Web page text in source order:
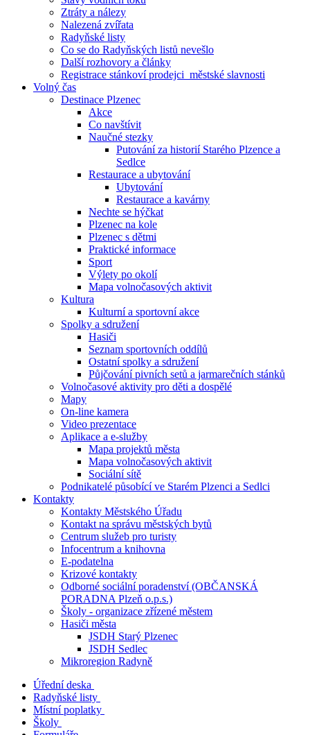
Ztráty a nálezy
Nalezená zvířata
Radyňské listy
Co se do Radyňských listů nevešlo
Další rozhovory a články
Registrace stánkoví prodejci_městské slavnosti
Volný čas
Destinace Plzenec
Akce
Co navštívit
Naučné stezky
Putování za historií Starého Plzence a
Sedlce
Restaurace a ubytování
Ubytování
Restaurace a kavárny
Nechte se hýčkat
Plzenec na kole
Plzenec s dětmi
Praktické informace
Sport
Výlety po okolí
Mapa volnočasových aktivit
Kultura
Kulturní a sportovní akce
Spolky a sdružení
Hasiči
Seznam sportovních oddílů
Ostatní spolky a sdružení
Půjčování pivních setů a jarmarečních stánků
Volnočasové aktivity pro děti a dospělé
Mapy
On-line kamera
Video prezentace
Aplikace a e-služby
Mapa projektů města
Mapa volnočasových aktivit
Sociální sítě
Podnikatelé působící ve Starém Plzenci a Sedlci
Kontakty
Kontakty Městského Úřadu
Kontakt na správu městských bytů
Centrum služeb pro turisty
Infocentrum a knihovna
E-podatelna
Krizové kontakty
Odborné sociální poradenství (OBČANSKÁ
PORADNA Plzeň o.p.s.)
Školy - organizace zřízené městem
Hasiči města
JSDH Starý Plzenec
JSDH Sedlec
Mikroregion Radyně
Úřední deska
Radyňské listy
Místní poplatky
Školy